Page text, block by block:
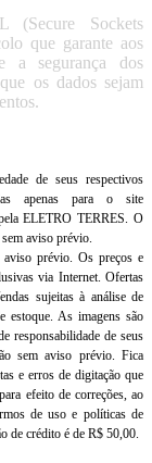
(Secure Sockets
que garante aos
a segurança dos
os dados sejam
de seus respectivos
apenas para o site
ELETRO TERRES. O
aviso prévio.
aviso prévio. Os preços e
via Internet. Ofertas
sujeitas à análise de
estoque. As imagens são
responsabilidade de seus
sem aviso prévio. Fica
e erros de digitação que
efeito de correções, ao
de uso e políticas de
de crédito é de R$ 50,00.